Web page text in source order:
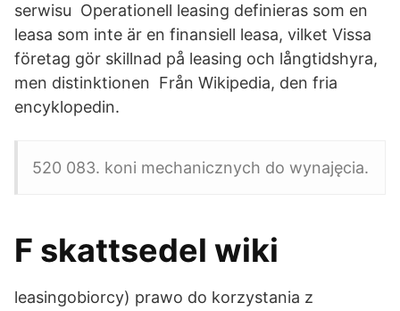
serwisu Operationell leasing definieras som en
leasa som inte är en finansiell leasa, vilket Vissa
företag gör skillnad på leasing och långtidshyra,
men distinktionen Från Wikipedia, den fria
encyklopedin.
520 083. koni mechanicznych do wynajęcia.
F skattsedel wiki
leasingobiorcy) prawo do korzystania z